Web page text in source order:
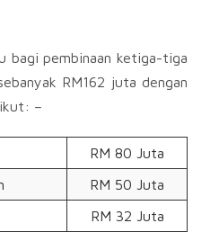
bagi pembinaan ketiga-tiga
RM162 juta dengan
–
RM 80 Juta
RM 50 Juta
RM 32 Juta